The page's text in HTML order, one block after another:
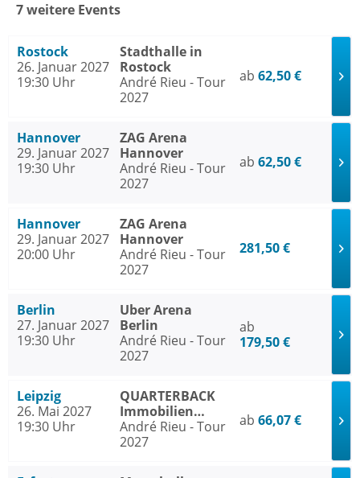
7 weitere Events
Rostock
26. Januar 2027
19:30 Uhr
Stadthalle in
Rostock
André Rieu - Tour
2027
ab 62,50 €
Hannover
29. Januar 2027
19:30 Uhr
ZAG Arena
Hannover
André Rieu - Tour
2027
ab 62,50 €
Hannover
29. Januar 2027
20:00 Uhr
ZAG Arena
Hannover
André Rieu - Tour
2027
281,50 €
Berlin
27. Januar 2027
19:30 Uhr
Uber Arena
Berlin
André Rieu - Tour
2027
ab
179,50 €
Leipzig
26. Mai 2027
19:30 Uhr
QUARTERBACK
Immobilien
ARENA Leipzig
André Rieu - Tour
2027
ab 66,07 €